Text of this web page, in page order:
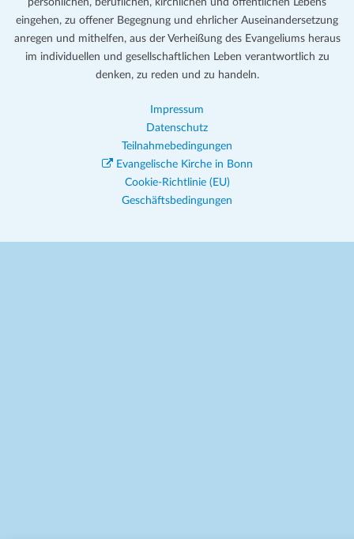
eingehen, zu offener Begegnung und ehrlicher Auseinandersetzung
anregen und mithelfen, aus der Verheißung des Evangeliums heraus
im individuellen und gesellschaftlichen Leben verantwortlich zu
denken, zu reden und zu handeln.
Impressum
Datenschutz
Teilnahmebedingungen
Evangelische Kirche in Bonn
Cookie-Richtlinie (EU)
Geschäftsbedingungen